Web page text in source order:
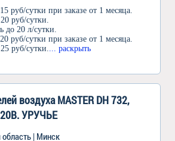
руб/сутки при заказе от 1 месяца.
руб/сутки.
до 20 л/сутки.
руб/сутки при заказе от 1 месяца.
руб/сутки.... раскрыть
воздуха MASTER DH 732,
УРУЧЬЕ
| Минск